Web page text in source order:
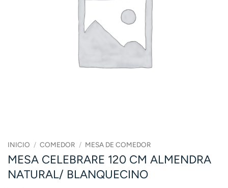
INICIO / COMEDOR / MESA DE COMEDOR
MESA CELEBRARE 120 CM ALMENDRA
NATURAL/ BLANQUECINO